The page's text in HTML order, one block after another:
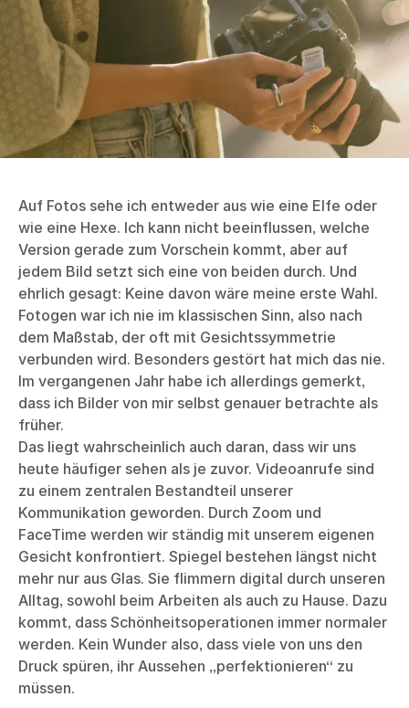
Auf Fotos sehe ich entweder aus wie eine Elfe oder
wie eine Hexe. Ich kann nicht beeinflussen, welche
Version gerade zum Vorschein kommt, aber auf
jedem Bild setzt sich eine von beiden durch. Und
ehrlich gesagt: Keine davon wäre meine erste Wahl.
Fotogen war ich nie im klassischen Sinn, also nach
dem Maßstab, der oft mit Gesichtssymmetrie
verbunden wird. Besonders gestört hat mich das nie.
Im vergangenen Jahr habe ich allerdings gemerkt,
dass ich Bilder von mir selbst genauer betrachte als
früher.
Das liegt wahrscheinlich auch daran, dass wir uns
heute häufiger sehen als je zuvor. Videoanrufe sind
zu einem zentralen Bestandteil unserer
Kommunikation geworden. Durch Zoom und
FaceTime werden wir ständig mit unserem eigenen
Gesicht konfrontiert. Spiegel bestehen längst nicht
mehr nur aus Glas. Sie flimmern digital durch unseren
Alltag, sowohl beim Arbeiten als auch zu Hause. Dazu
kommt, dass Schönheitsoperationen immer normaler
werden. Kein Wunder also, dass viele von uns den
Druck spüren, ihr Aussehen „perfektionieren“ zu
müssen.